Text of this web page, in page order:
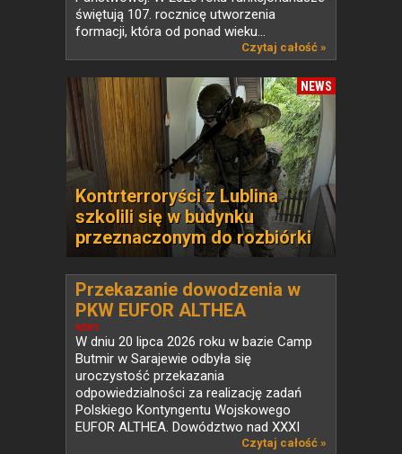
świętują 107. rocznicę utworzenia
formacji, która od ponad wieku...
Czytaj całość »
NEWS
Kontrterroryści z Lublina
szkolili się w budynku
przeznaczonym do rozbiórki
NEWS
Przekazanie dowodzenia w
PKW EUFOR ALTHEA
W dniu 20 lipca 2026 roku w bazie Camp
Butmir w Sarajewie odbyła się
uroczystość przekazania
odpowiedzialności za realizację zadań
Polskiego Kontyngentu Wojskowego
EUFOR ALTHEA. Dowództwo nad XXXI
Czytaj całość »